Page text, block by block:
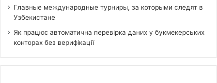
Главные международные турниры, за которыми следят в
Узбекистане
Як працює автоматична перевірка даних у букмекерських
конторах без верифікації